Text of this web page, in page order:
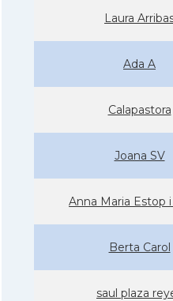
Laura
Ada A
Calapastora
Joana SV
Anna Maria Estop i
Berta Carol
saul plaza